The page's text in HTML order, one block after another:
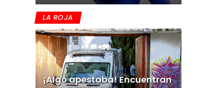
LA ROJA
¡Algo apestaba! Encuentran